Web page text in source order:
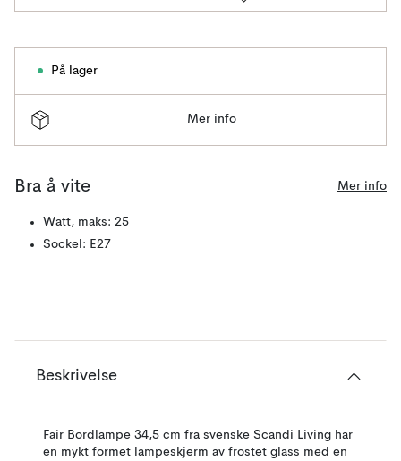
På lager
Mer info
Bra å vite Mer info
Watt, maks: 25
Sockel: E27
Beskrivelse
Fair Bordlampe 34,5 cm fra svenske Scandi Living har
en mykt formet lampeskjerm av frostet glass med en